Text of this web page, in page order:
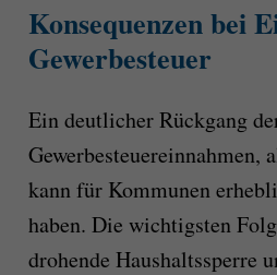
Konsequenzen bei
Gewerbesteuer
Ein deutlicher Rückgang
Gewerbesteuereinnahmen,
kann für Kommunen
haben. Die wichtigsten
drohende Haushaltssperre